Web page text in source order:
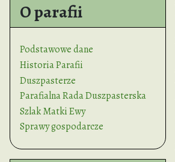
O parafii
Podstawowe dane
Historia Parafii
Duszpasterze
Parafialna Rada Duszpasterska
Szlak Matki Ewy
Sprawy gospodarcze